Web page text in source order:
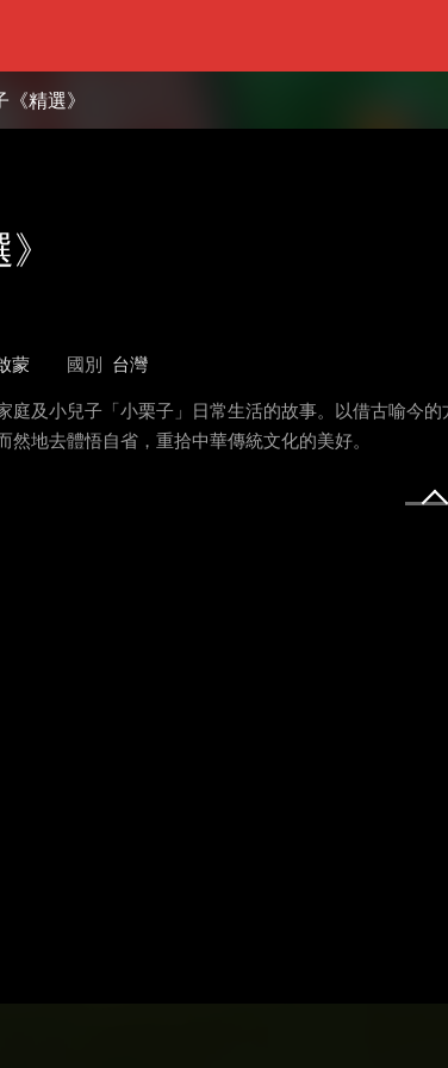
精選》
蒙 國別 台灣
庭及小兒子「小栗子」日常生活的故事。以借古喻今
地去體悟自省，重拾中華傳統文化的美好。